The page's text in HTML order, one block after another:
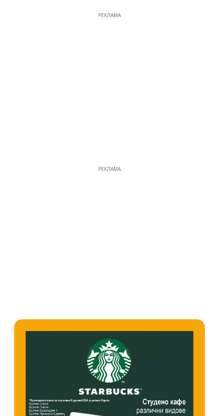
РЕКЛАМА
РЕКЛАМА